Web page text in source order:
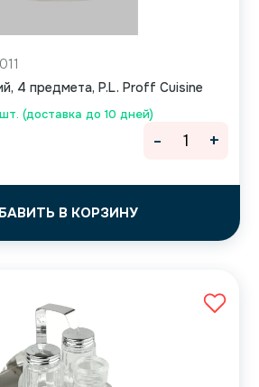
(доставка до 10 дней)
4 предмета, P.L. Proff Cuisine
В КОРЗИНУ
- +